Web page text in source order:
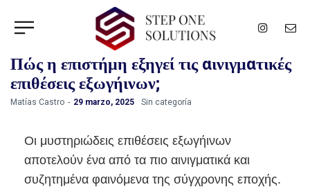
Πώς η επιστήμη εξηγεί τις αινιγματικές
επιθέσεις εξωγήινων;
by
Matías Castro 29 marzo, 2025 Sin categoría
Οι μυστηριώδεις επιθέσεις εξωγήινων
αποτελούν ένα από τα πιο αινιγματικά και
συζητημένα φαινόμενα της σύγχρονης εποχής.